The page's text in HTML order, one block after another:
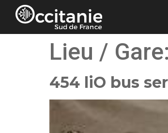
Cookies management panel
Lieu / Gare:
454 liO bus